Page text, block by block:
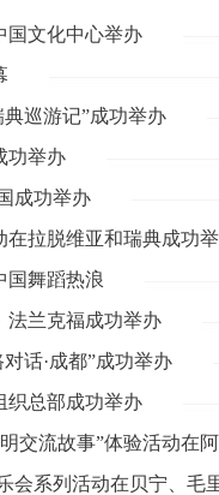
国文化中心举办
巡游记”成功举办
功举办
成功举办
在拉脱维亚和瑞典成功
国舞蹈热浪
法兰克福成功举办
话·成都”成功举办
织总部成功举办
交流故事”体验活动在
会系列活动在贝宁、毛